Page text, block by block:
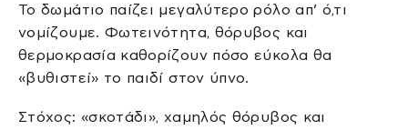
Το δωμάτιο παίζει μεγαλύτερο ρόλο απ’ ό,τι
νομίζουμε. Φωτεινότητα, θόρυβος και
θερμοκρασία καθορίζουν πόσο εύκολα θα
«βυθιστεί» το παιδί στον ύπνο.
Στόχος: «σκοτάδι», χαμηλός θόρυβος και